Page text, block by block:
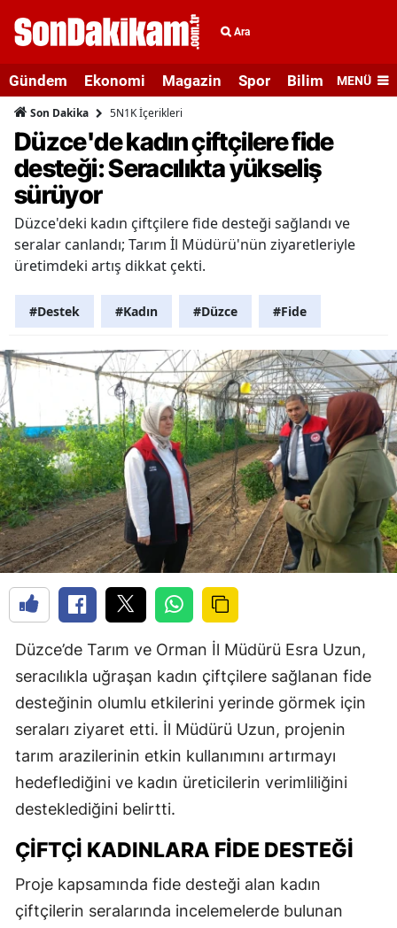
Ara
Gündem Ekonomi Magazin Spor Bilim veMENÜ
Son Dakika 5N1K İçerikleri
Düzce'de kadın çiftçilere fide
desteği: Seracılıkta yükseliş
sürüyor
Düzce'deki kadın çiftçilere fide desteği sağlandı ve
seralar canlandı; Tarım İl Müdürü'nün ziyaretleriyle
üretimdeki artış dikkat çekti.
#Destek #Kadın #Düzce #Fide
Düzce’de Tarım ve Orman İl Müdürü Esra Uzun,
seracılıkla uğraşan kadın çiftçilere sağlanan fide
desteğinin olumlu etkilerini yerinde görmek için
seraları ziyaret etti. İl Müdürü Uzun, projenin
tarım arazilerinin etkin kullanımını artırmayı
hedeflediğini ve kadın üreticilerin verimliliğini
desteklediğini belirtti.
ÇIFTÇI KADINLARA FIDE DESTEĞI
Proje kapsamında fide desteği alan kadın
çiftçilerin seralarında incelemelerde bulunan